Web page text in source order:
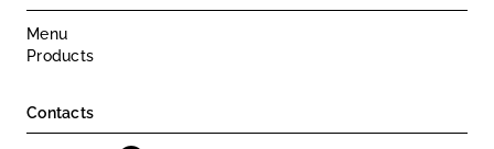
Menu
Products
Contacts